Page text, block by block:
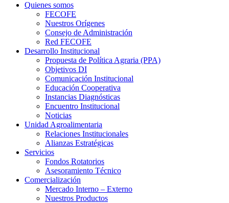
Quienes somos
FECOFE
Nuestros Orígenes
Consejo de Administración
Red FECOFE
Desarrollo Institucional
Propuesta de Política Agraria (PPA)
Objetivos DI
Comunicación Institucional
Educación Cooperativa
Instancias Diagnósticas
Encuentro Institucional
Noticias
Unidad Agroalimentaria
Relaciones Institucionales
Alianzas Estratégicas
Servicios
Fondos Rotatorios
Asesoramiento Técnico
Comercialización
Mercado Interno – Externo
Nuestros Productos